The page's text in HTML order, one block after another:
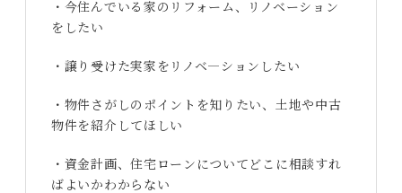
・今住んでいる家のリフォーム、リノベーション
をしたい
・譲り受けた実家をリノベ―ションしたい
・物件さがしのポイントを知りたい、土地や中古
物件を紹介してほしい
・資金計画、住宅ローンについてどこに相談すれ
ばよいかわからない